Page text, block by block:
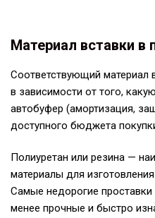
Материал вставки в
Соответствующий материал
в зависимости от того,
автобуфер (амортизация,
доступного бюджета
Полиуретан или резина —
материалы для
Самые недорогие
менее прочные и быстро